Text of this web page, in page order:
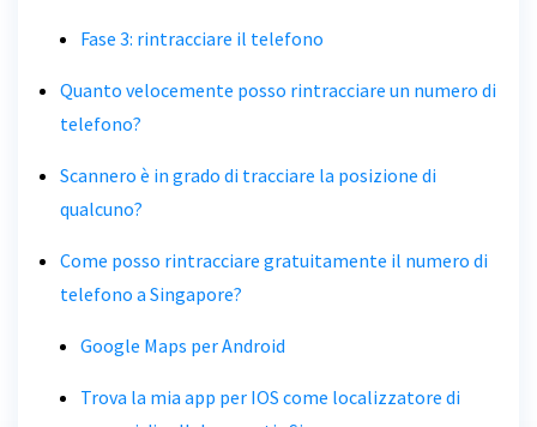
Fase 3: rintracciare il telefono
Quanto velocemente posso rintracciare un numero di
telefono?
Scannero è in grado di tracciare la posizione di
qualcuno?
Come posso rintracciare gratuitamente il numero di
telefono a Singapore?
Google Maps per Android
Trova la mia app per IOS come localizzatore di